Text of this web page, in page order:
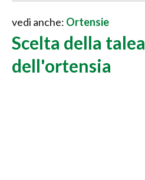
vedi anche: Ortensie
Scelta della talea
dell'ortensia